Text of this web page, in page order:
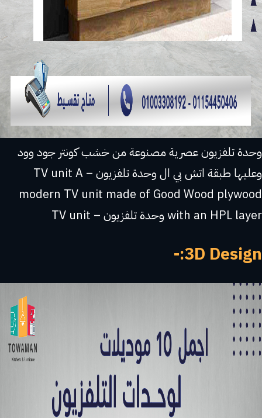
وحدة تلفزيون عصرية مصنوعة من خشب كونتر جود وود
وعليها طبقة اتش بي ال وحدة تلفزيون – TV unit A
modern TV unit made of Good Wood plywood
with an HPL layer وحدة تلفزيون – TV unit
3D Design:-